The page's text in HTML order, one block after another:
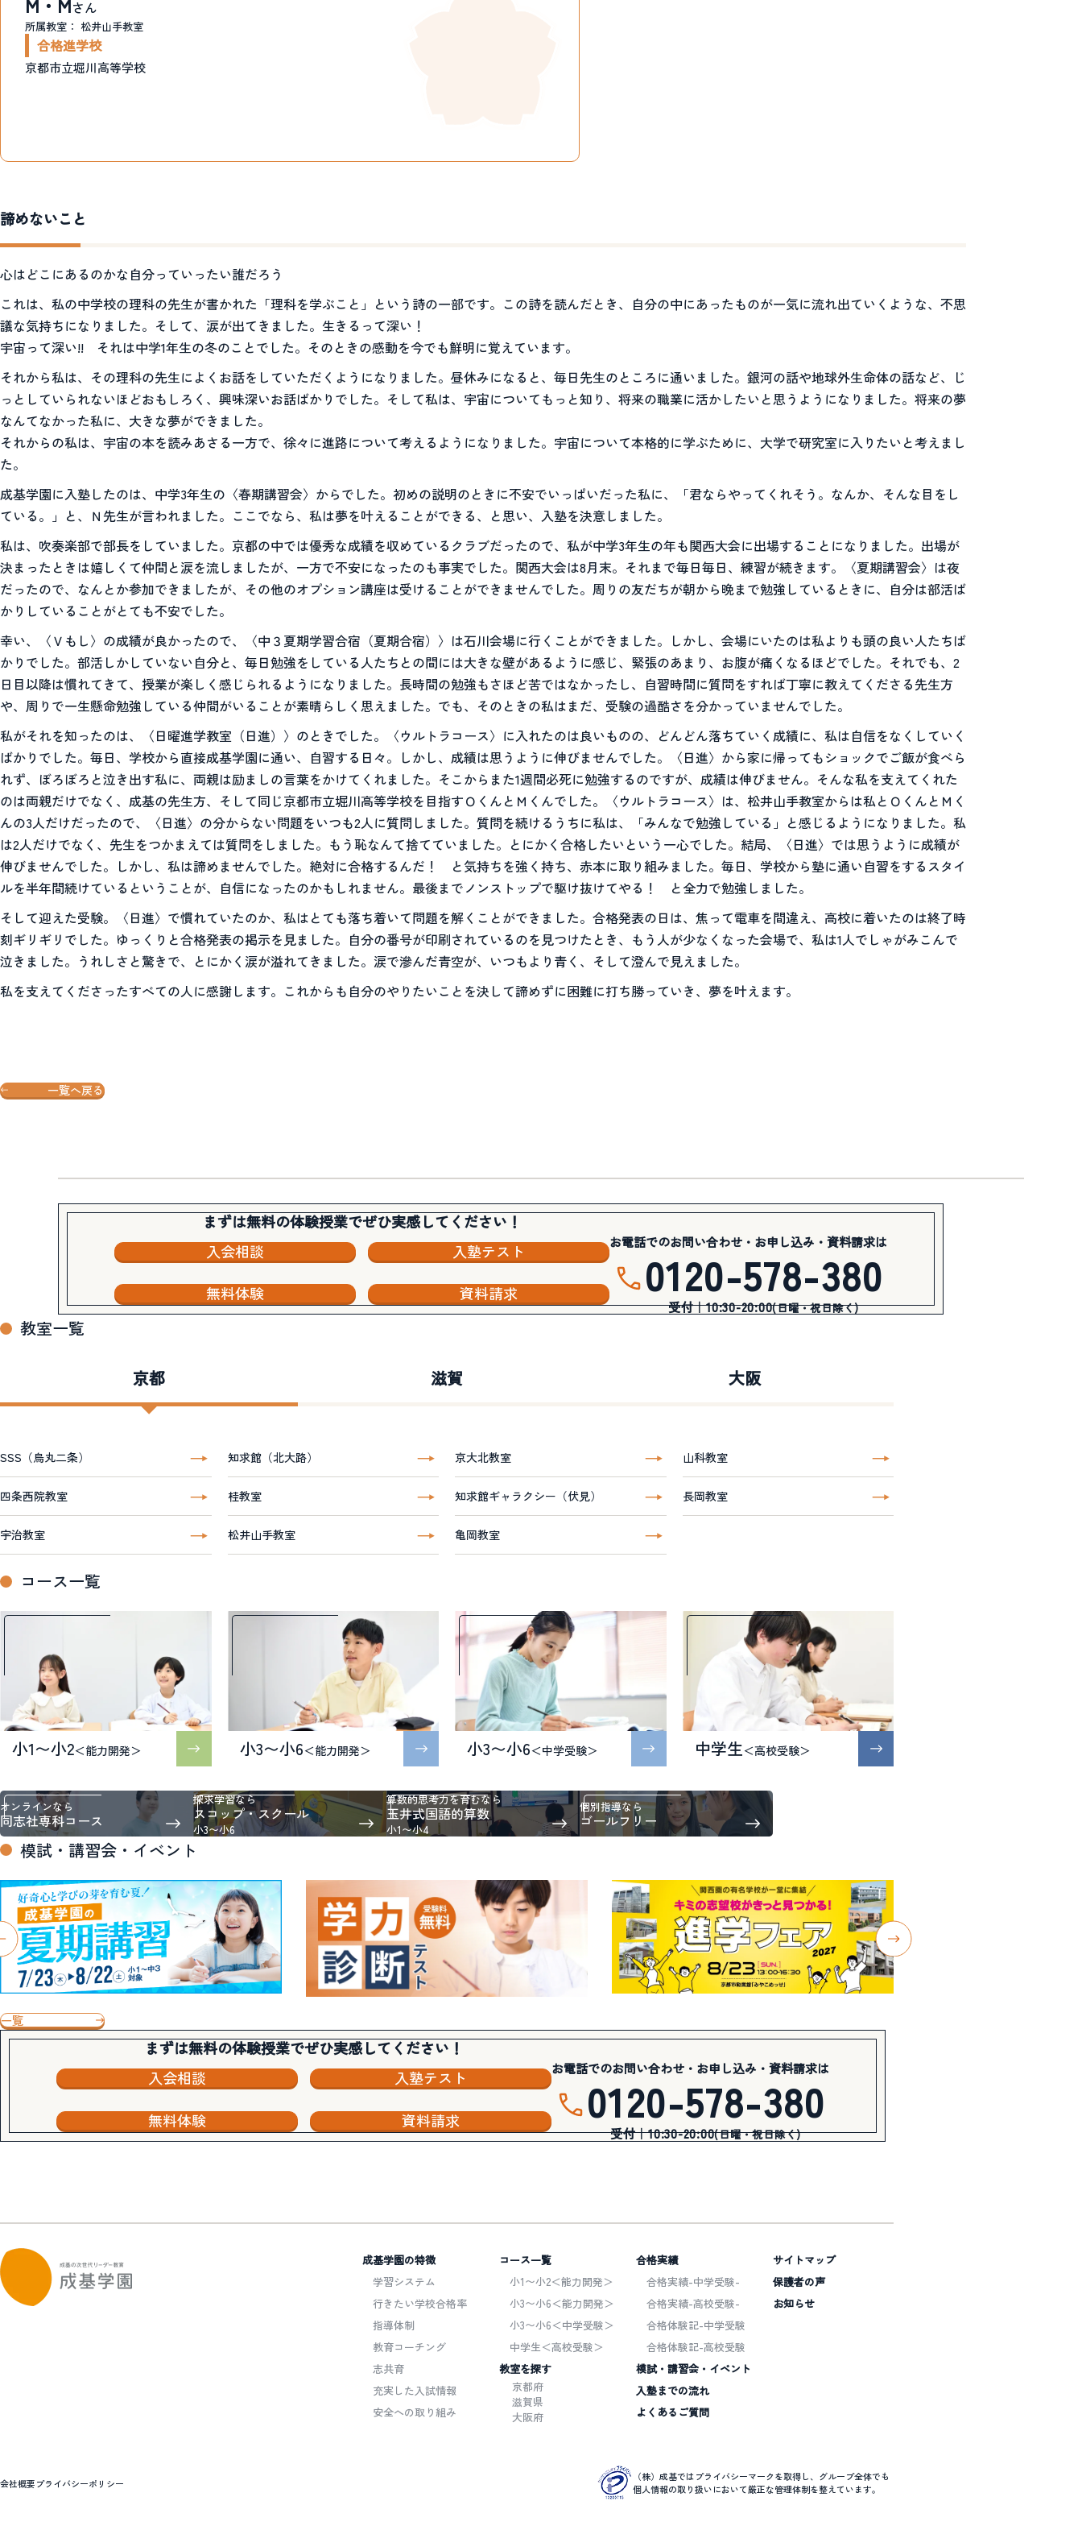
さん
所属教室： 松井山手教室
合格進学校
京都市立堀川高等学校
諦めないこと
心はどこにあるのかな自分っていったい誰だろう
これは、私の中学校の理科の先生が書かれた「理科を学ぶこと」という詩の一部です。この詩を読んだとき、自分の中にあったものが一気に流れ出ていくような、不思
議な気持ちになりました。そして、涙が出てきました。生きるって深い！
宇宙って深い!! それは中学1年生の冬のことでした。そのときの感動を今でも鮮明に覚えています。
それから私は、その理科の先生によくお話をしていただくようになりました。昼休みになると、毎日先生のところに通いました。銀河の話や地球外生命体の話など、じ
っとしていられないほどおもしろく、興味深いお話ばかりでした。そして私は、宇宙についてもっと知り、将来の職業に活かしたいと思うようになりました。将来の夢
なんてなかった私に、大きな夢ができました。
それからの私は、宇宙の本を読みあさる一方で、徐々に進路について考えるようになりました。宇宙について本格的に学ぶために、大学で研究室に入りたいと考えまし
た。
成基学園に入塾したのは、中学3年生の〈春期講習会〉からでした。初めの説明のときに不安でいっぱいだった私に、「君ならやってくれそう。なんか、そんな目をし
ている。」と、Ｎ先生が言われました。ここでなら、私は夢を叶えることができる、と思い、入塾を決意しました。
私は、吹奏楽部で部長をしていました。京都の中では優秀な成績を収めているクラブだったので、私が中学3年生の年も関西大会に出場することになりました。出場が
決まったときは嬉しくて仲間と涙を流しましたが、一方で不安になったのも事実でした。関西大会は8月末。それまで毎日毎日、練習が続きます。〈夏期講習会〉は夜
だったので、なんとか参加できましたが、その他のオプション講座は受けることができませんでした。周りの友だちが朝から晩まで勉強しているときに、自分は部活ば
かりしていることがとても不安でした。
幸い、〈Ｖもし〉の成績が良かったので、〈中３夏期学習合宿（夏期合宿）〉は石川会場に行くことができました。しかし、会場にいたのは私よりも頭の良い人たちば
かりでした。部活しかしていない自分と、毎日勉強をしている人たちとの間には大きな壁があるように感じ、緊張のあまり、お腹が痛くなるほどでした。それでも、2
日目以降は慣れてきて、授業が楽しく感じられるようになりました。長時間の勉強もさほど苦ではなかったし、自習時間に質問をすれば丁寧に教えてくださる先生方
や、周りで一生懸命勉強している仲間がいることが素晴らしく思えました。でも、そのときの私はまだ、受験の過酷さを分かっていませんでした。
私がそれを知ったのは、〈日曜進学教室（日進）〉のときでした。〈ウルトラコース〉に入れたのは良いものの、どんどん落ちていく成績に、私は自信をなくしていく
ばかりでした。毎日、学校から直接成基学園に通い、自習する日々。しかし、成績は思うように伸びませんでした。〈日進〉から家に帰ってもショックでご飯が食べら
れず、ぼろぼろと泣き出す私に、両親は励ましの言葉をかけてくれました。そこからまた1週間必死に勉強するのですが、成績は伸びません。そんな私を支えてくれた
のは両親だけでなく、成基の先生方、そして同じ京都市立堀川高等学校を目指すＯくんとＭくんでした。〈ウルトラコース〉は、松井山手教室からは私とＯくんとＭく
んの3人だけだったので、〈日進〉の分からない問題をいつも2人に質問しました。質問を続けるうちに私は、「みんなで勉強している」と感じるようになりました。私
は2人だけでなく、先生をつかまえては質問をしました。もう恥なんて捨てていました。とにかく合格したいという一心でした。結局、〈日進〉では思うように成績が
伸びませんでした。しかし、私は諦めませんでした。絶対に合格するんだ！ と気持ちを強く持ち、赤本に取り組みました。毎日、学校から塾に通い自習をするスタイ
ルを半年間続けているということが、自信になったのかもしれません。最後までノンストップで駆け抜けてやる！ と全力で勉強しました。
そして迎えた受験。〈日進〉で慣れていたのか、私はとても落ち着いて問題を解くことができました。合格発表の日は、焦って電車を間違え、高校に着いたのは終了時
刻ギリギリでした。ゆっくりと合格発表の掲示を見ました。自分の番号が印刷されているのを見つけたとき、もう人が少なくなった会場で、私は1人でしゃがみこんで
泣きました。うれしさと驚きで、とにかく涙が溢れてきました。涙で滲んだ青空が、いつもより青く、そして澄んで見えました。
私を支えてくださったすべての人に感謝します。これからも自分のやりたいことを決して諦めずに困難に打ち勝っていき、夢を叶えます。
一覧へ戻る
まずは無料の体験授業でぜひ実感してください！
入会相談
入塾テスト
無料体験 資料請求
お電話でのお問い合わせ・お申し込み・資料請求は
0120-578-380
受付｜10:30-20:00(日曜・祝日除く)
教室一覧
京都 滋賀 大阪
SSS（烏丸二条） 知求館（北大路） 京大北教室 山科教室
四条西院教室 桂教室 知求館ギャラクシー（伏見） 長岡教室
宇治教室 松井山手教室 亀岡教室
コース一覧
小1〜小2＜能力開発＞ 小3〜小6＜能力開発＞ 小3〜小6＜中学受験＞ 中学生＜高校受験＞
オンラインなら
同志社専科コース
探求学習なら
スコップ・スクール
小3〜小6
算数的思考力を育むなら
玉井式国語的算数
小1〜小4
個別指導なら
ゴールフリー
模試・講習会・イベント
一覧
まずは無料の体験授業でぜひ実感してください！
入会相談
入塾テスト
無料体験 資料請求
お電話でのお問い合わせ・お申し込み・資料請求は
0120-578-380
受付｜10:30-20:00(日曜・祝日除く)
成基学園の特徴
学習システム
行きたい学校合格率
指導体制
教育コーチング
志共育
充実した入試情報
安全への取り組み
コース一覧
小1〜小2＜能力開発＞
小3〜小6＜能力開発＞
小3〜小6＜中学受験＞
中学生＜高校受験＞
教室を探す
京都府
滋賀県
大阪府
合格実績
合格実績-中学受験-
合格実績-高校受験-
合格体験記-中学受験
合格体験記-高校受験
模試・講習会・イベント
入塾までの流れ
よくあるご質問
サイトマップ
保護者の声
お知らせ
会社概要プライバシーポリシー
（株）成基ではプライバシーマークを取得し、グループ全体でも
個人情報の取り扱いにおいて厳正な管理体制を整えています。